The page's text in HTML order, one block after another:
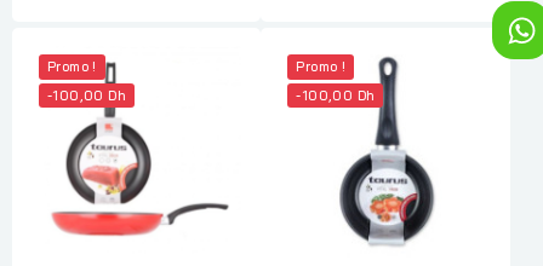
Promo !
-100,00 Dh
Promo !
-100,00 Dh